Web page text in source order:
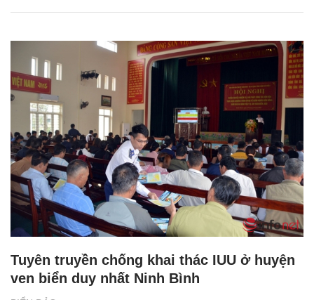
Tuyên truyền chống khai thác IUU ở huyện
ven biển duy nhất Ninh Bình